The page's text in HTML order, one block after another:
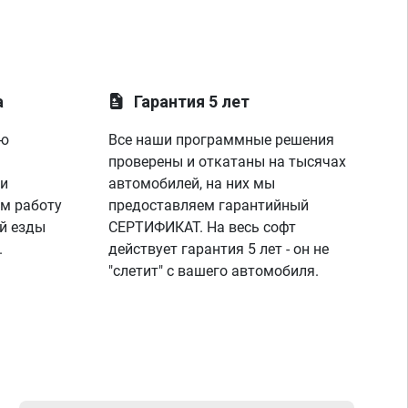
работу
езды
Гарантия 5 лет
Все наши программные решения
проверены и откатаны на тысячах
автомобилей, на них мы
предоставляем гарантийный
СЕРТИФИКАТ. На весь софт
действует гарантия 5 лет - он не
"слетит" с вашего автомобиля.